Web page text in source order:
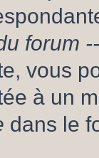
forum
vous
à un
dans le